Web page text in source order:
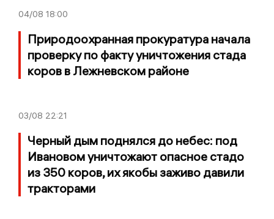
04/08 18:00
Природоохранная прокуратура начала
проверку по факту уничтожения стада
коров в Лежневском районе
03/08 22:21
Черный дым поднялся до небес: под
Ивановом уничтожают опасное стадо
из 350 коров, их якобы заживо давили
тракторами